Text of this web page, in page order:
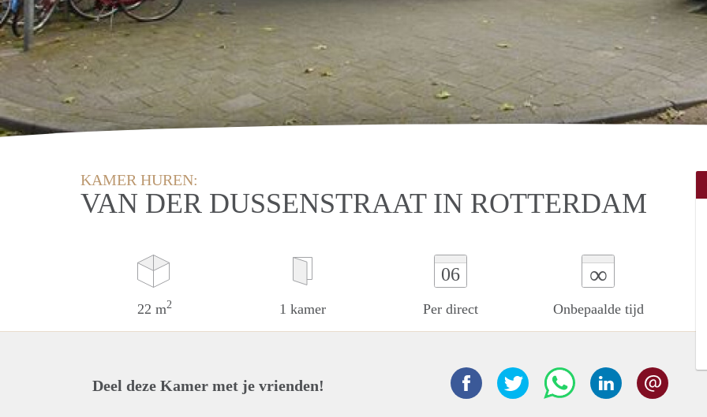
KAMER HUREN:
VAN DER DUSSENSTRAAT IN ROTTERDAM
22 m2 1 kamer
06
Per direct
∞
Onbepaalde tijd
Deel deze Kamer met je vrienden!